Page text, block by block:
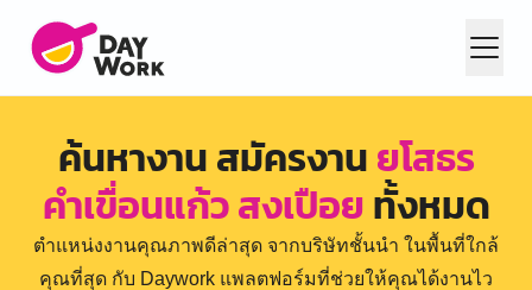
ค้นหางาน สมัครงานยโสธร
คำเขื่อนแก้ว สงเปือยทั้งหมด
ตำแหน่งงานคุณภาพดีล่าสุด จากบริษัทชั้นนำ ในพื้นที่ใกล้
คุณที่สุด กับ Daywork แพลตฟอร์มที่ช่วยให้คุณได้งานไว